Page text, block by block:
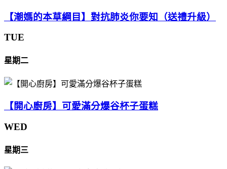
【潮媽的本草綱目】對抗肺炎你要知（送禮升級）
TUE
星期二
【開心廚房】可愛滿分爆谷杯子蛋糕
WED
星期三